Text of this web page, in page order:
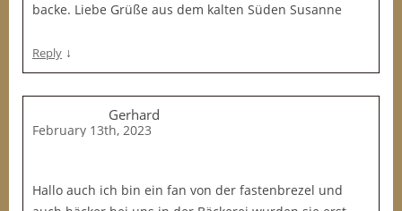
backe. Liebe Grüße aus dem kalten Süden Susanne
Reply ↓
Gerhard
February 13th, 2023
Hallo auch ich bin ein fan von der fastenbrezel und